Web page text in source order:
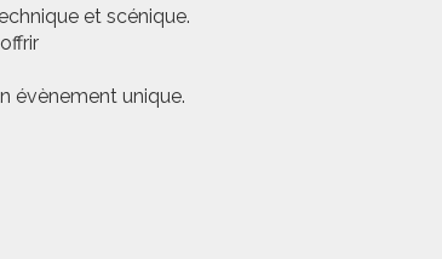
et scénique.
évènement unique.